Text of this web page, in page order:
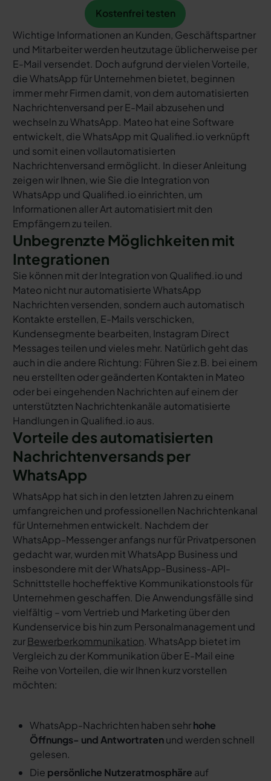
Kostenfrei testen
Kostenfrei testen
Wichtige Informationen an Kunden, Geschäftspartner
und Mitarbeiter werden heutzutage üblicherweise per
E-Mail versendet. Doch aufgrund der vielen Vorteile,
die WhatsApp für Unternehmen bietet, beginnen
immer mehr Firmen damit, von dem automatisierten
Nachrichtenversand per E-Mail abzusehen und
wechseln zu WhatsApp. Mateo hat eine Software
entwickelt, die WhatsApp mit Qualified.io verknüpft
und somit einen vollautomatisierten
Nachrichtenversand ermöglicht. In dieser Anleitung
zeigen wir Ihnen, wie Sie die Integration von
WhatsApp und Qualified.io einrichten, um
Informationen aller Art automatisiert mit den
Empfängern zu teilen.
Unbegrenzte Möglichkeiten mit
Integrationen
Sie können mit der Integration von Qualified.io und
Mateo nicht nur automatisierte WhatsApp
Nachrichten versenden, sondern auch automatisch
Kontakte erstellen, E-Mails verschicken,
Kundensegmente bearbeiten, Instagram Direct
Messages teilen und vieles mehr. Natürlich geht das
auch in die andere Richtung: Führen Sie z.B. bei einem
neu erstellten oder geänderten Kontakten in Mateo
oder bei eingehenden Nachrichten auf einem der
unterstützten Nachrichtenkanäle automatisierte
Handlungen in Qualified.io aus.
Vorteile des automatisierten
Nachrichtenversands per
WhatsApp
WhatsApp hat sich in den letzten Jahren zu einem
umfangreichen und professionellen Nachrichtenkanal
für Unternehmen entwickelt. Nachdem der
WhatsApp-Messenger anfangs nur für Privatpersonen
gedacht war, wurden mit WhatsApp Business und
insbesondere mit der WhatsApp-Business-API-
Schnittstelle hocheffektive Kommunikationstools für
Unternehmen geschaffen. Die Anwendungsfälle sind
vielfältig – vom Vertrieb und Marketing über den
Kundenservice bis hin zum Personalmanagement und
zurBewerberkommunikation. WhatsApp bietet im
Vergleich zu der Kommunikation über E-Mail eine
Reihe von Vorteilen, die wir Ihnen kurz vorstellen
möchten:
WhatsApp-Nachrichten haben sehrhohe
Öffnungs- und Antwortratenund werden schnell
gelesen.
Die persönliche Nutzeratmosphäre auf